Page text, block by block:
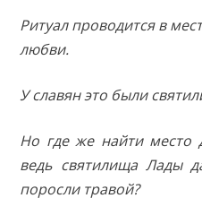
Ритуал проводится в
любви.
У славян это были
Но где же найти место
ведь святилища Лады
поросли травой?